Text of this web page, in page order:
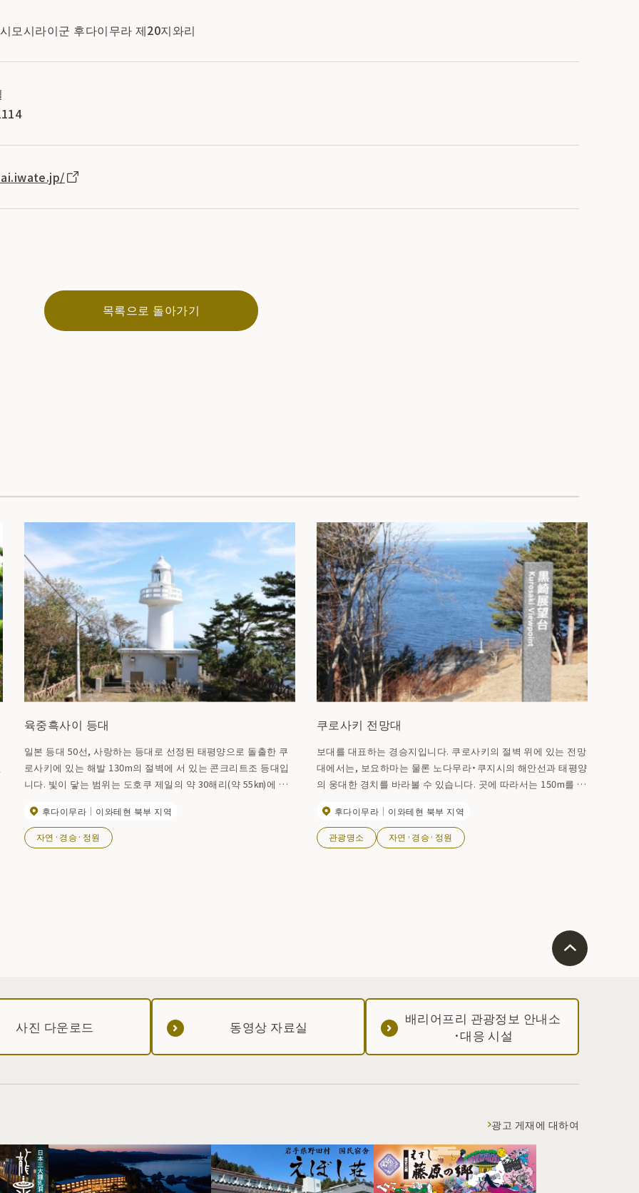
모시라이군 후다이무라 제20지와리
목록으로 돌아가기
육중흑사이 등대
일본 등대 50선, 사랑하는 등대로 선정된 태평양으로 돌출한 쿠
로사키에 있는 해발 130m의 절벽에 서 있는 콘크리트조 등대입
니다. 빛이 닿는 범위는 도호쿠 제일의 약 30해리(약 55㎞)에 달
찬가지로 산리쿠 부흥 국립공원의 해안단 언덕의 경승지입니다.
북위 40도선상의 등대로서, 일본해측의 아키타현 오가 반도의
북단에 있는 입도자키 등대와 쌍을 이루고 있습니다. 부두에 서
후다이무라 이와테현 북부 지역
자연·경승·정원
쿠로사키 전망대
보대를 대표하는 경승지입니다. 쿠로사키의 절벽 위에 있는 전망
대에서는, 보요하마는 물론 노다무라・쿠지시의 해안선과 태평양
의 웅대한 경치를 바라볼 수 있습니다. 곳에 따라서는 150m를 넘
달리 해변과 시라카베의 코지마가 있는 벤텐 어항. 근해에 낚시
등으로 달리는 배는 물론, 보통 마을의 바다새 우미우와 바다타
카·오리 등의 새들이 깨끗한 푸른 속에서 날아다니는 모습을 바
후다이무라 이와테현 북부 지역
관광명소 자연·경승·정원
사진 다운로드 동영상 자료실
배리어프리 관광정보 안내소
·대응 시설
광고 게재에 대하여